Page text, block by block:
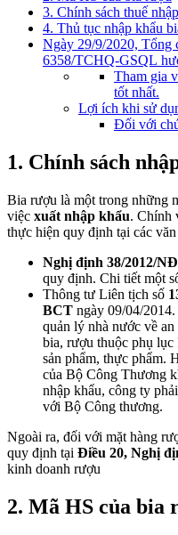
3. Chính sách thuế
4. Thủ tục nhập khẩu
Ngày 29/9/2020, Tổng
6358/TCHQ-GSQL
Tham gia
tốt nhất.
Lợi ích khi sử
Đối với
1. Chính sách
Bia rượu là một trong những
việc xuất nhập khẩu. Chính
thực hiện quy định tại các văn
Nghị định 38/2012/
quy định. Chi tiết một
Thông tư Liên tịch số
BCT ngày 09/04/
quản lý nhà nước về
bia, rượu thuộc phụ lục
sản phẩm, thực phẩm.
của Bộ Công Thương
nhập khẩu, công ty
với Bộ Công thương.
Ngoài ra, đối với mặt hàng
quy định tại Điều 20, Nghị
kinh doanh rượu
2. Mã HS của bia